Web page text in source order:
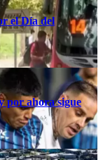
el Día del
por ahora sigue